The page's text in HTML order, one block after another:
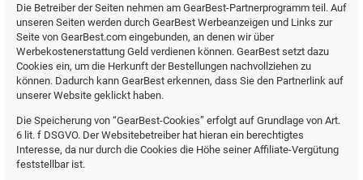
Die Betreiber der Seiten nehmen am GearBest-Partnerprogramm teil. Auf
unseren Seiten werden durch GearBest Werbeanzeigen und Links zur
Seite von GearBest.com eingebunden, an denen wir über
Werbekostenerstattung Geld verdienen können. GearBest setzt dazu
Cookies ein, um die Herkunft der Bestellungen nachvollziehen zu
können. Dadurch kann GearBest erkennen, dass Sie den Partnerlink auf
unserer Website geklickt haben.
Die Speicherung von “GearBest-Cookies” erfolgt auf Grundlage von Art.
6 lit. f DSGVO. Der Websitebetreiber hat hieran ein berechtigtes
Interesse, da nur durch die Cookies die Höhe seiner Affiliate-Vergütung
feststellbar ist.